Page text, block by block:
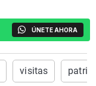
ÚNETE AHORA
visitas